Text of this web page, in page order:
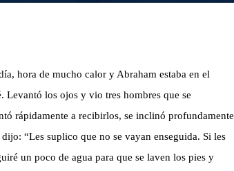
hora de mucho calor y Abraham estaba en el
Levantó los ojos y vio tres hombres que se
rápidamente a recibirlos, se inclinó profundamente
“Les suplico que no se vayan enseguida. Si les
un poco de agua para que se laven los pies y